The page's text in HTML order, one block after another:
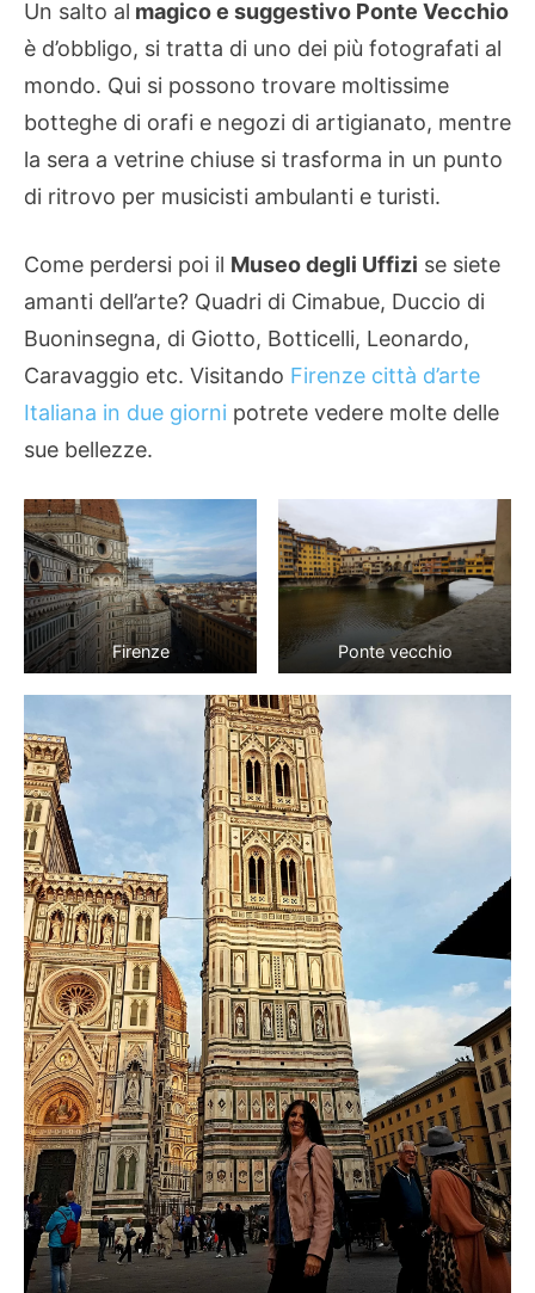
Un salto al magico e suggestivo Ponte Vecchio
è d’obbligo, si tratta di uno dei più fotografati al
mondo. Qui si possono trovare moltissime
botteghe di orafi e negozi di artigianato, mentre
la sera a vetrine chiuse si trasforma in un punto
di ritrovo per musicisti ambulanti e turisti.
Come perdersi poi il Museo degli Uffizi se siete
amanti dell’arte? Quadri di Cimabue, Duccio di
Buoninsegna, di Giotto, Botticelli, Leonardo,
Caravaggio etc. Visitando Firenze città d’arte
Italiana in due giorni potrete vedere molte delle
sue bellezze.
Firenze Ponte vecchio